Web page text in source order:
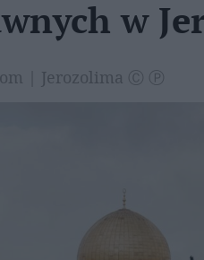
w
| Jerozolima Ⓒ Ⓟ